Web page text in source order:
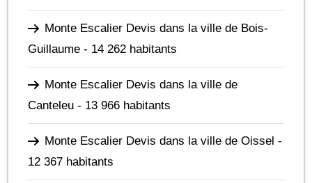
Monte Escalier Devis dans la ville de Bois-
Guillaume - 14 262 habitants
Monte Escalier Devis dans la ville de
Canteleu - 13 966 habitants
Monte Escalier Devis dans la ville de Oissel -
12 367 habitants